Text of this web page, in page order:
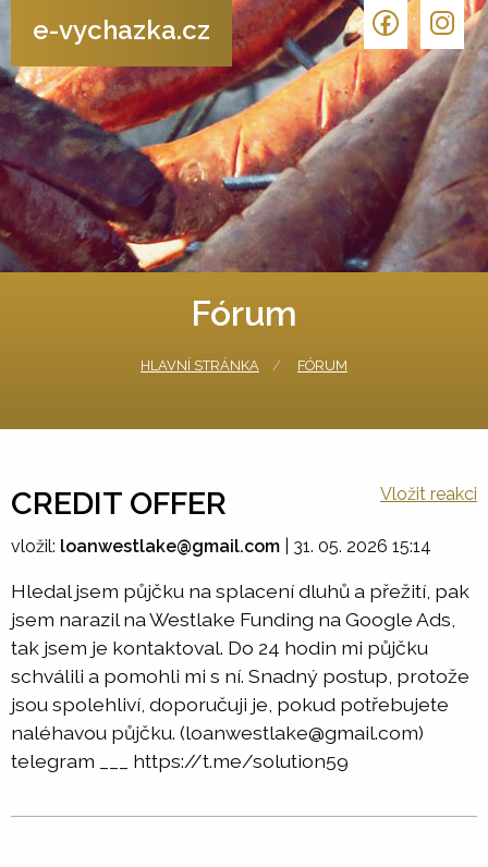
e-vychazka.cz
Fórum
HLAVNÍ STRÁNKA FÓRUM
CREDIT OFFER Vložit reakci
vložil: loanwestlake@gmail.com 31. 05. 2026 15:14
Hledal jsem půjčku na splacení dluhů a přežití, pak
jsem narazil na Westlake Funding na Google Ads,
tak jsem je kontaktoval. Do 24 hodin mi půjčku
schválili a pomohli mi s ní. Snadný postup, protože
jsou spolehliví, doporučuji je, pokud potřebujete
naléhavou půjčku. (loanwestlake@gmail.com)
telegram ___ https://t.me/solution59